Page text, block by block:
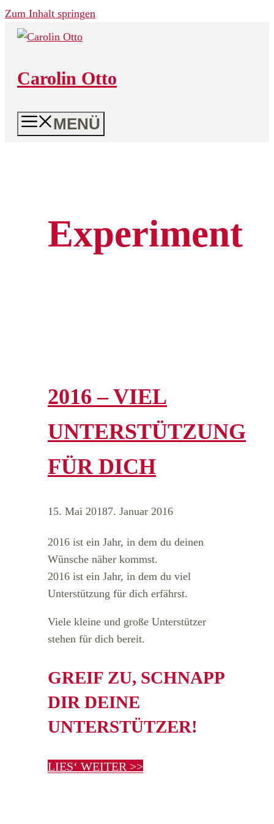
Zum Inhalt springen
Carolin Otto
MENÜ
Experiment
2016 – VIEL
UNTERSTÜTZUNG
FÜR DICH
15. Mai 20187. Januar 2016
2016 ist ein Jahr, in dem du deinen
Wünsche näher kommst.
2016 ist ein Jahr, in dem du viel
Unterstützung für dich erfährst.
Viele kleine und große Unterstützer
stehen für dich bereit.
GREIF ZU, SCHNAPP
DIR DEINE
UNTERSTÜTZER!
LIES‘ WEITER >>